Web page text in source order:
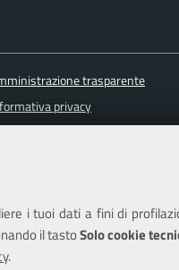
i tuoi dati a fini di
il tastoSolo cookie
.
trasparente
privacy